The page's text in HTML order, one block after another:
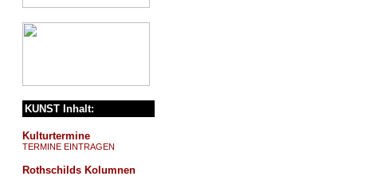
KUNST Inhalt:
Kulturtermine
TERMINE EINTRAGEN
Rothschilds Kolumnen